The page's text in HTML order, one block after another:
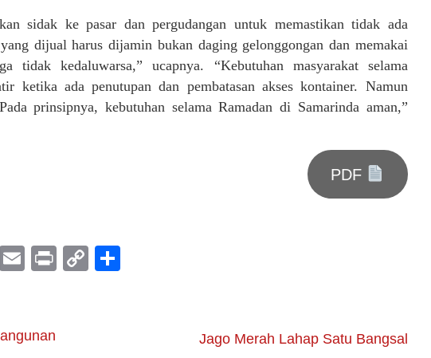
sidak ke pasar dan pergudangan untuk memastikan tidak ada
dijual harus dijamin bukan daging gelonggongan dan memakai
tidak kedaluwarsa,” ucapnya. “Kebutuhan masyarakat selama
ketika ada penutupan dan pembatasan akses kontainer. Namun
prinsipnya, kebutuhan selama Ramadan di Samarinda aman,”
PDF
Telegram
EmailPrintCopy
Jago Merah Lahap Satu Bangsal